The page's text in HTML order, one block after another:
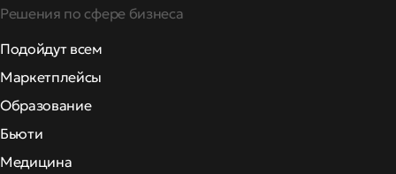
Решения по сфере бизнеса
Подойдут всем
Маркетплейсы
Образование
Бьюти
Медицина